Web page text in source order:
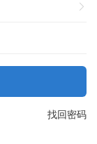
找回密码